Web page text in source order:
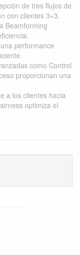
de tres flujos de
con clientes 3×3.
Beamforming
performance
como Control
proporcionan una
a los clientes hacia
optimiza el